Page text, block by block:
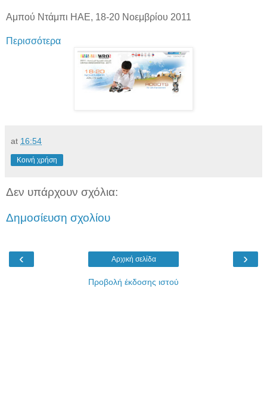
Αμπού Ντάμπι ΗΑΕ, 18-20 Νοεμβρίου 2011
Περισσότερα
at 16:54
Κοινή χρήση
Δεν υπάρχουν σχόλια:
Δημοσίευση σχολίου
‹ ›
Αρχική σελίδα
Προβολή έκδοσης ιστού